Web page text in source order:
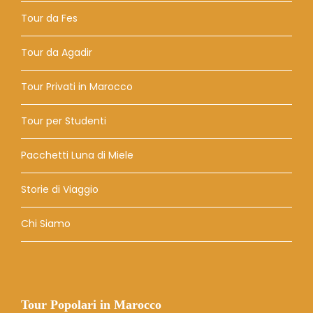
Tour da Fes
Tour da Agadir
Tour Privati ​​in Marocco
Tour per Studenti
Pacchetti Luna di Miele
Storie di Viaggio
Chi Siamo
Tour Popolari in Marocco